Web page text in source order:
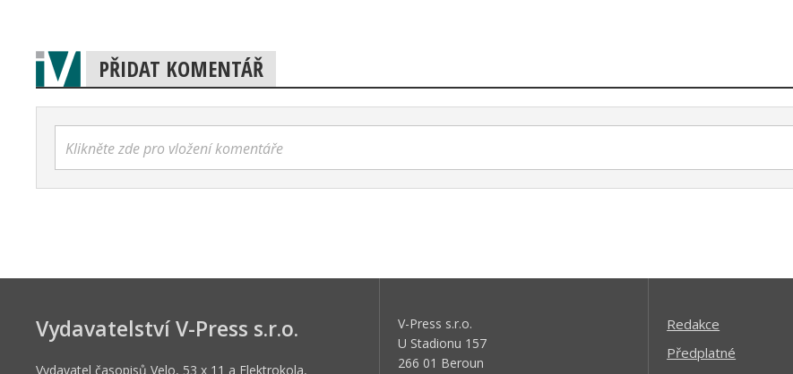
PŘIDAT KOMENTÁŘ
Klikněte zde pro vložení komentáře
Vydavatelství V-Press s.r.o.
Vydavatel časopisů Velo, 53 x 11 a Elektrokola,
V-Press s.r.o.
U Stadionu 157
266 01 Beroun
Redakce
Předplatné